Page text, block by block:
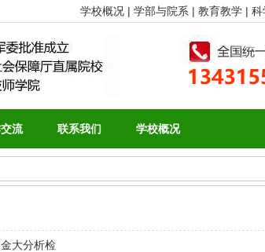
学校概况 | 学部与院系 | 教育教学 | 科
流 联系我们 学校概况
大分析检